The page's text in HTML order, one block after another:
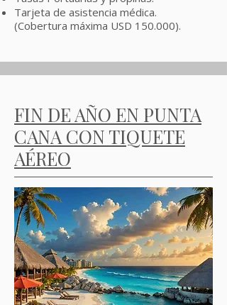
Tarjeta de asistencia médica.
(Cobertura máxima USD 150.000).
FIN DE AÑO EN PUNTA
CANA CON TIQUETE
AÉREO